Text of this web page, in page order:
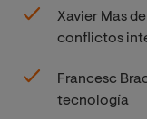
Xavier Mas
conflictos
Francesc
tecnología